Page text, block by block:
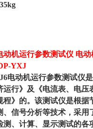
动机运行参数测试仪 电动
YXJ
电动机运行参数测试仪
运行》及《电流表、电压
程》的。该测试仪是根据
、信号分析等技术，采用
测、计算、显示测试的各